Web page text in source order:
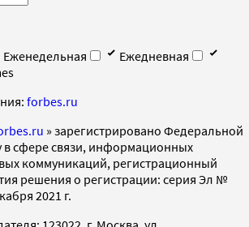
Еженедельная
Ежедневная
forbes.ru
» зарегистрировано Федеральной
в сфере связи, информационных
коммуникаций, регистрационный
решения о регистрации: серия Эл №
2021 г.